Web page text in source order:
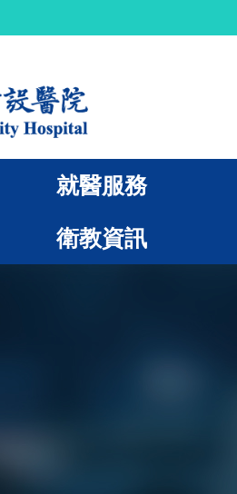
就醫服務
衛教資訊